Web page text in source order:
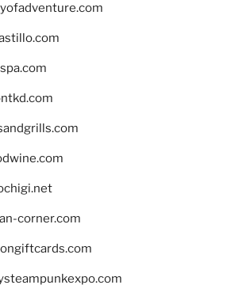
corner.com